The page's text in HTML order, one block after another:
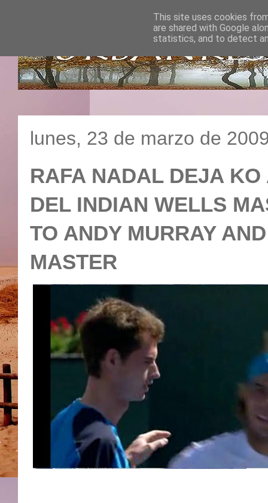
lunes, 23 de marzo de
RAFA NADAL DEJA
DEL INDIAN WELLS
TO ANDY MURRAY
MASTER
This site uses cookies
are shared with Google
statistics, and to detect